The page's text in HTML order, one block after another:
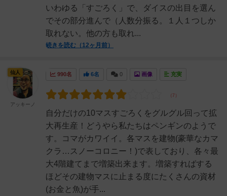
いわゆる「すごろく」で、ダイスの出目を選ん
でその部分進んで（人数分振る。１人１つしか
取れない。他の方も取れ...
続きを読む（12ヶ月前）
990名 6名 0 画像 充実
自分だけの10マスすごろくをグルグル回って拡
大再生産！どうやら私たちはペンギンのようで
す。コマがカワイイ。各マスを建物(豪華なカマ
クラ…スノーコロニー！)で表しており、各々最
大4階建てまで増築出来ます。増築すればする
ほどその建物マスに止まる度にたくさんの資材
(お金と魚)が手...
仙人
アッキーノ